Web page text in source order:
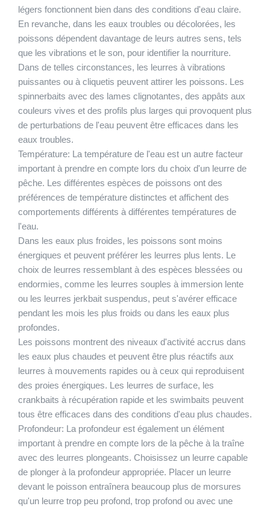
légers fonctionnent bien dans des conditions d'eau claire.
En revanche, dans les eaux troubles ou décolorées, les
poissons dépendent davantage de leurs autres sens, tels
que les vibrations et le son, pour identifier la nourriture.
Dans de telles circonstances, les leurres à vibrations
puissantes ou à cliquetis peuvent attirer les poissons. Les
spinnerbaits avec des lames clignotantes, des appâts aux
couleurs vives et des profils plus larges qui provoquent plus
de perturbations de l'eau peuvent être efficaces dans les
eaux troubles.
Température: La température de l'eau est un autre facteur
important à prendre en compte lors du choix d'un leurre de
pêche. Les différentes espèces de poissons ont des
préférences de température distinctes et affichent des
comportements différents à différentes températures de
l'eau.
Dans les eaux plus froides, les poissons sont moins
énergiques et peuvent préférer les leurres plus lents. Le
choix de leurres ressemblant à des espèces blessées ou
endormies, comme les leurres souples à immersion lente
ou les leurres jerkbait suspendus, peut s'avérer efficace
pendant les mois les plus froids ou dans les eaux plus
profondes.
Les poissons montrent des niveaux d'activité accrus dans
les eaux plus chaudes et peuvent être plus réactifs aux
leurres à mouvements rapides ou à ceux qui reproduisent
des proies énergiques. Les leurres de surface, les
crankbaits à récupération rapide et les swimbaits peuvent
tous être efficaces dans des conditions d'eau plus chaudes.
Profondeur: La profondeur est également un élément
important à prendre en compte lors de la pêche à la traîne
avec des leurres plongeants. Choisissez un leurre capable
de plonger à la profondeur appropriée. Placer un leurre
devant le poisson entraînera beaucoup plus de morsures
qu'un leurre trop peu profond, trop profond ou avec une